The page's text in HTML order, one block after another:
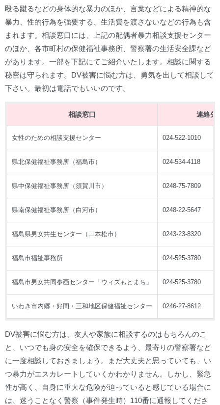
殴る蹴るなどの身体的な暴力のほか、言葉などによる精神的な
暴力、性的行為を強要する、生活費を渡さないなどの行為も含
まれます。相談窓口には、上記の配偶者暴力相談支援センター
のほか、各市町村の保健福祉事務所、警察署の生活安全課など
があります。一部を下記にてご紹介いたします。相談に関する
秘密は守られます。DV被害に悩む方は、勇気を出して相談して
下さい。最初は電話でもいいのです。
相談窓口 連絡先
女性のための相談支援センター 024-522-1010
県北保健福祉事務所（福島市） 024-534-4118
県中保健福祉事務所（須賀川市） 0248-75-7809
県南保健福祉事務所（白河市） 0248-22-5647
福島県男女共生センター（二本松市） 0243-23-8320
福島市福祉事務所 024-525-3780
福島市男女共同参画センター「ウィズもとまち」 024-525-3780
いわき市内郷・好間・三和地区保健福祉センター 0246-27-8612
DV被害に悩む方は、友人や家族に相談するのはもちろんのこ
と、いつでも身の安全を確保できるよう、最寄りの警察署など
に一度相談しておきましょう。まだ大丈夫と思っていても、い
つ暴力がエスカレートしていくかわかりません。しかし、緊急
性が高く、自身に重大な危険が迫っていると感じている場合に
は、迷うことなく警察（事件発生時）110番に通報してくださ